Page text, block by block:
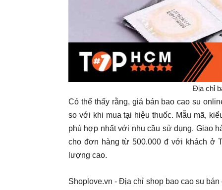
Địa chỉ
Có thể thấy rằng, giá bán bao cao su
so với khi mua tại hiệu thuốc. Mẫu mã,
phù hợp nhất với nhu cầu sử dụng. Giao
cho đơn hàng từ 500.000 đ với khách ở
lượng cao.
Shoplove.vn - Địa chỉ shop bao cao su